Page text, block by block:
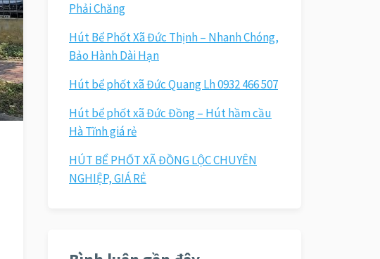
Phải Chăng
Hút Bể Phốt Xã Đức Thịnh – Nhanh Chóng,
Bảo Hành Dài Hạn
Hút bể phốt xã Đức Quang Lh 0932 466 507
Hút bể phốt xã Đức Đồng – Hút hầm cầu
Hà Tĩnh giá rẻ
HÚT BỂ PHỐT XÃ ĐỒNG LỘC CHUYÊN
NGHIỆP, GIÁ RẺ